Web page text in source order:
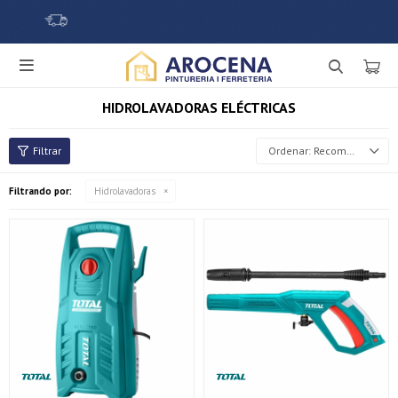

HIDROLAVADORAS ELÉCTRICAS
Recomendados
Filtrando por: Hidrolavadoras